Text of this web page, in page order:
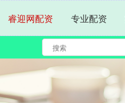
睿迎网配资 专业配资